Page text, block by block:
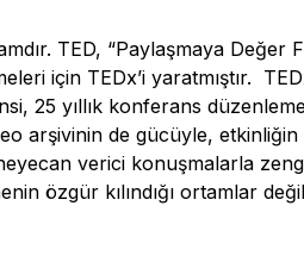
TED, “Paylaşmaya Değer
için TEDx’i yaratmıştır.
25 yıllık konferans
arşivinin de gücüyle, etkinliğin
verici konuşmalarla
özgür kılındığı ortamlar